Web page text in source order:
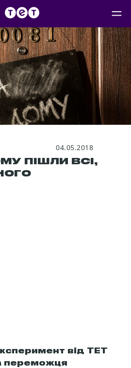
04.05.2018
ПІШЛИ ВСІ,
від ТЕТ
переможця